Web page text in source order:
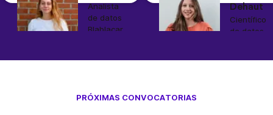
Analista
de datos
Blablacar
Dehaut
Científico
de datos
PRÓXIMAS CONVOCATORIAS